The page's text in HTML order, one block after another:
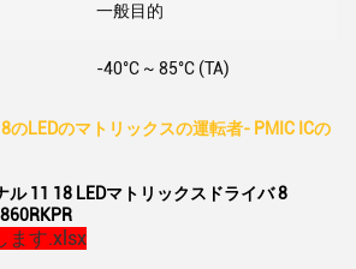
一般目的
-40°C ~ 85°C (TA)
のLEDのマトリックスの運転者- PMIC ICの
ル 11 18 LEDマトリックスドライバ 8
ます.xlsx